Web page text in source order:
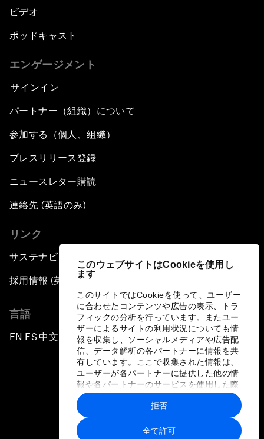
このウェブサイトはCookieを使用し
ます
このサイトではCookieを使って、ユーザー
に合わせたコンテンツや広告の表示、トラ
フィックの分析を行っています。またユー
ザーによるサイトの利用状況についても情
報を収集し、ソーシャルメディアや広告配
信、データ解析の各パートナーに情報を共
有しています。ここで収集された情報は、
ユーザーが各パートナーに提供した他の情
報や各パートナーのサービスを使用した際
に収集された情報と組み合わされ、各パー
トナーによって使用されることがありま
す。
全て許可
拒否
ビデオ
ポッドキャスト
エンゲージメント
サインイン
パートナー（組織）について
参加する（個人、組織）
プレスリリース登録
ニュースレター購読
連絡先 (英語のみ)
リンク
サステナビリティへの取り組み
採用情報 (英語のみ)
言語
EN ▪ES▪中文▪ 日本語
プライバシーポリシーと利用規約